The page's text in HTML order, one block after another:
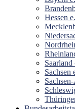
Hessen
Saarland
Sachsen